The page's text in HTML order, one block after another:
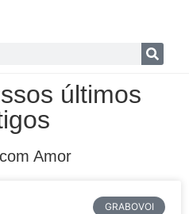
últimos
Amor
GRABOVOI